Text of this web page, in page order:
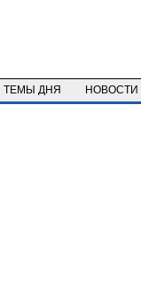
ТЕМЫ ДНЯ НОВОСТИ